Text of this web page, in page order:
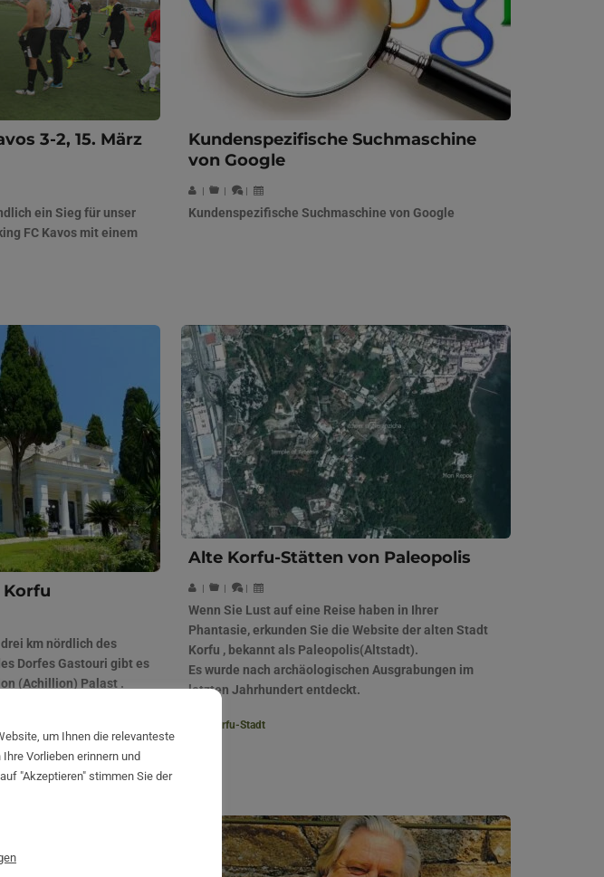
3-2, 15. März
ein Sieg für unser
FC Kavos mit einem
Kundenspezifische Suchmaschine
von Google
Kundenspezifische Suchmaschine von Google
km nördlich des
Dorfes Gastouri gibt es
(Achillion) Palast .
Alte Korfu-Stätten von Paleopolis
Wenn Sie Lust auf eine Reise haben in Ihrer
Phantasie, erkunden Sie die Website der alten Stadt
Korfu , bekannt als Paleopolis(Altstadt).
Es wurde nach archäologischen Ausgrabungen im
letzten Jahrhundert entdeckt.
Korfu-Stadt
um Ihnen die relevanteste
Vorlieben erinnern und
"Akzeptieren" stimmen Sie der